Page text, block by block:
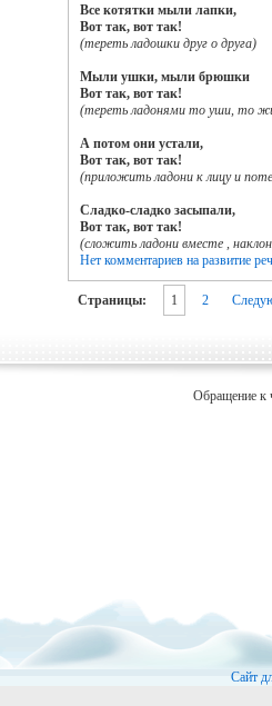
Все котятки мыли лапки,
Вот так, вот так!
(тереть ладошки друг о друга)
Мыли ушки, мыли брюшки
Вот так, вот так!
(тереть ладонями то уши, то
А потом они устали,
Вот так, вот так!
(приложить ладони к лицу и
Сладко-сладко засыпали,
Вот так, вот так!
(сложить ладони вместе ,
Нет комментариев на развитие
Страницы: 1 2
Обращение к
Сайт